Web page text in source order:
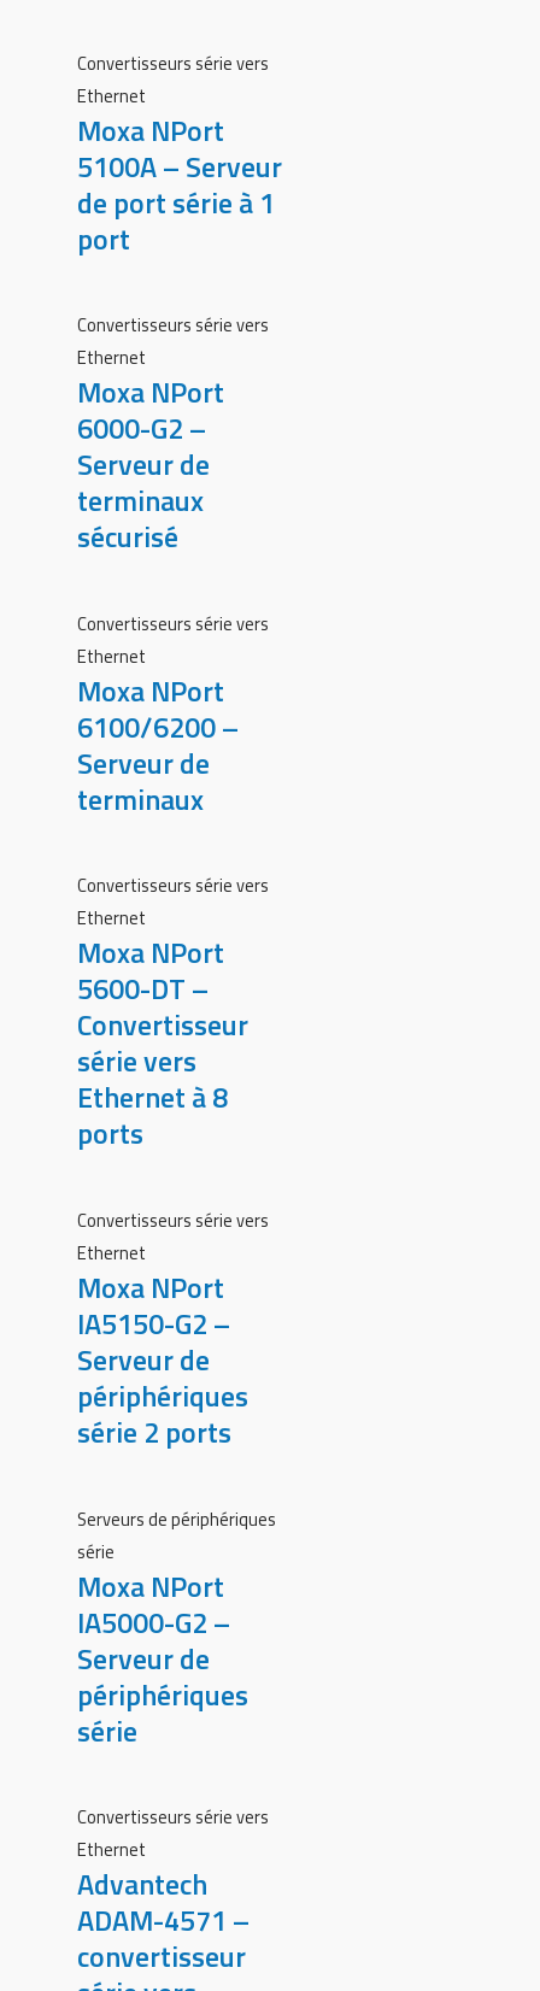
Convertisseurs série vers
Ethernet
Moxa NPort
5100A – Serveur
de port série à 1
port
Convertisseurs série vers
Ethernet
Moxa NPort
6000-G2 –
Serveur de
terminaux
sécurisé
Convertisseurs série vers
Ethernet
Moxa NPort
6100/6200 –
Serveur de
terminaux
Convertisseurs série vers
Ethernet
Moxa NPort
5600-DT –
Convertisseur
série vers
Ethernet à 8
ports
Convertisseurs série vers
Ethernet
Moxa NPort
IA5150-G2 –
Serveur de
périphériques
série 2 ports
Serveurs de périphériques
série
Moxa NPort
IA5000-G2 –
Serveur de
périphériques
série
Convertisseurs série vers
Ethernet
Advantech
ADAM-4571 –
convertisseur